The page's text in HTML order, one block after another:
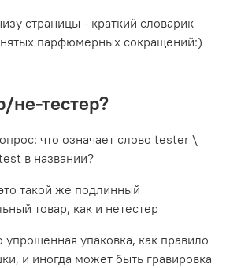
страницы - краткий словарик
парфюмерных сокращений:)
не-тестер?
что означает слово tester \
в названии?
такой же подлинный
товар, как и нетестер
упрощенная упаковка, как правило
и иногда может быть гравировка